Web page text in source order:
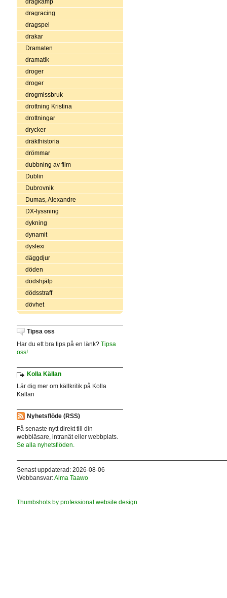
dragkamp
dragracing
dragspel
drakar
Dramaten
dramatik
droger
droger
drogmissbruk
drottning Kristina
drottningar
drycker
dräkthistoria
drömmar
dubbning av film
Dublin
Dubrovnik
Dumas, Alexandre
DX-lyssning
dykning
dynamit
dyslexi
däggdjur
döden
dödshjälp
dödsstraff
dövhet
Tipsa oss
Har du ett bra tips på en länk? Tipsa
oss!
Kolla Källan
Lär dig mer om källkritik på Kolla
Källan
Nyhetsflöde (RSS)
Få senaste nytt direkt till din
webbläsare, intranät eller webbplats.
Se alla nyhetsflöden.
Senast uppdaterad: 2026-08-06
Webbansvar:Alma Taawo
Thumbshots by professional website design